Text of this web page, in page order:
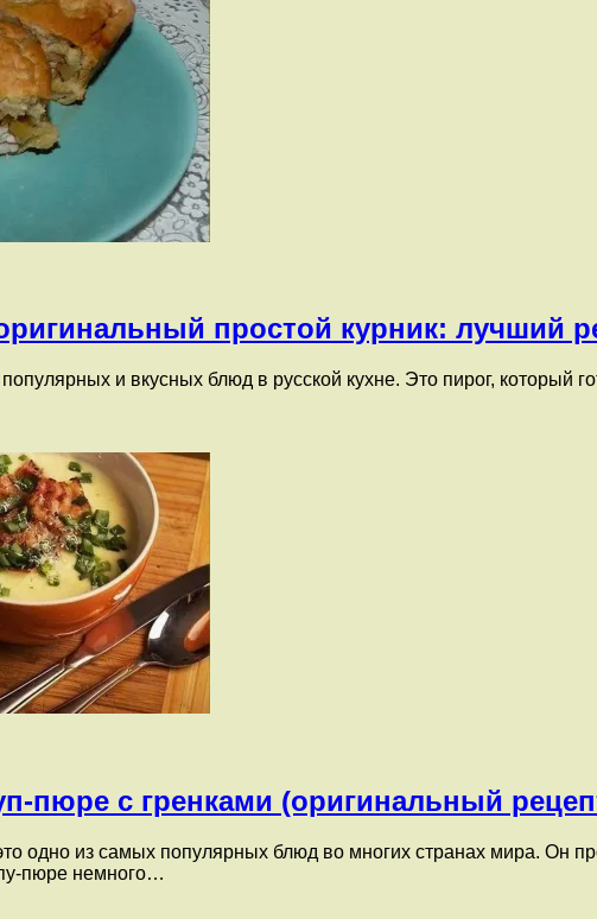
простой курник: лучший
и вкусных блюд в русской кухне. Это пирог, который
пюре с гренками (оригинальный
одно из самых популярных блюд во многих странах мира. Он
пюре немного…